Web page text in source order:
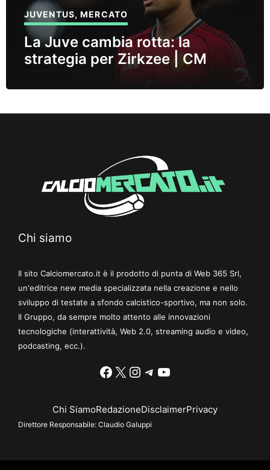
JUVENTUS,MERCATO
La Juve cambia rotta: la
strategia per Zirkzee | CM
Chi siamo
Il sito Calciomercato.it è il prodotto di punta di Web 365 Srl,
un'editrice new media specializzata nella creazione e nello
sviluppo di testate a sfondo calcistico-sportivo, ma non solo.
Il Gruppo, da sempre molto attento alle innovazioni
tecnologiche (interattività, Web 2.0, streaming audio e video,
podcasting, ecc.).
Facebook
X Instagram
Telegram
YouTube
Chi SiamoRedazioneDisclaimerPrivacy
Direttore Responsabile: Claudio Galuppi